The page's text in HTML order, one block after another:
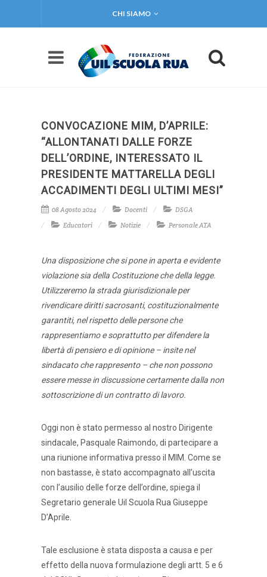
CHI SIAMO
CONVOCAZIONE MIM, D’APRILE:
“ALLONTANATI DALLE FORZE
DELL’ORDINE, INTERESSATO IL
PRESIDENTE MATTARELLA DEGLI
ACCADIMENTI DEGLI ULTIMI MESI”
08 Agosto 2024 Docenti
DSGA
Educatori
Notizie Personale ATA
Una disposizione che si pone in aperta e evidente
violazione sia della Costituzione che della legge.
Utilizzeremo la strada giurisdizionale per
rivendicare diritti sacrosanti, costituzionalmente
garantiti, nel rispetto delle persone che
rappresentiamo e soprattutto per difendere la
libertà di pensiero e di opinione – insite nel
sindacato che rappresento – che non possono
essere messe in discussione certamente dalla non
sottoscrizione di un contratto di lavoro.
Oggi non è stato permesso al nostro Dirigente
sindacale, Pasquale Raimondo, di partecipare a
una riunione informativa presso il MIM. Come se
non bastasse, è stato accompagnato all’uscita
con l’ausilio delle forze dell’ordine, spiega il
Segretario generale Uil Scuola Rua Giuseppe
D’Aprile.
Tale esclusione è stata disposta a causa e per
effetto della nuova formulazione degli artt. 5 e 6